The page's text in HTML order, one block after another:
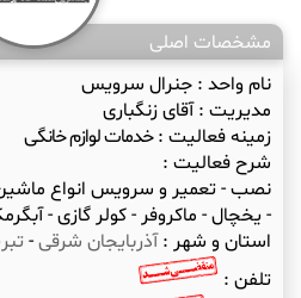
مشخصات اصلی
نام واحد :جنرال سرویس
مدیریت :آقای زنگباری
زمینه فعالیت :خدمات لوازم خانگی
شرح فعالیت :
نصب - تعمیر و سرویس انواع
- یخچال - ماکروفر - کولر گازی -
استان و شهر :آذربایجان شرقی-
تلفن :